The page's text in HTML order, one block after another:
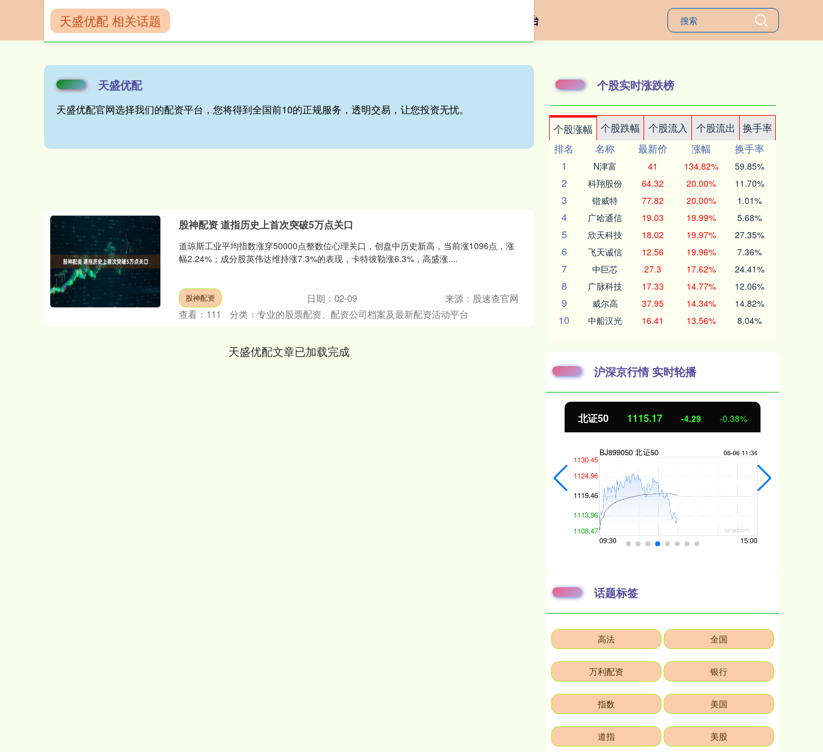
专业的股票配资、配资公司档案及最新配资活动平台
天盛优配
天盛优配官网选择我们的配资平台，您将得到全国前10的正规服务，透明交易，让您投资无忧。
天盛优配 相关话题
股神配资 道指历史上首次突破5万点关口
道琼斯工业平均指数涨穿50000点整数位心理关口，创盘中历史新高，当前涨1096点，涨
幅2.24%；成分股英伟达维持涨7.3%的表现，卡特彼勒涨6.3%，高盛涨....
股神配资 日期：02-09
来源：股速查官网
查看： 111 分类： 专业的股票配资、配资公司档案及最新配资活动平台
天盛优配文章已加载完成
个股实时涨跌榜
个股涨幅 个股跌幅 个股流入 个股流出
换手率
排名
名称 最新价 涨幅
换手率
1
N津富 41 134.82% 59.85%
2 科翔股份 64.32 20.00% 11.70%
3 锴威特 77.82 20.00% 1.01%
4 广哈通信 19.03 19.99% 5.68%
5 欣天科技 18.02 19.97% 27.35%
6 飞天诚信 12.56 19.96% 7.36%
7 中巨芯 27.3 17.62% 24.41%
8 广脉科技 17.33 14.77% 12.06%
9 威尔高 37.95 14.34% 14.82%
10 中船汉光 16.41 13.56% 8.04%
沪深京行情 实时轮播
北证50 1115.17 -4.29 -0.38%
话题标签
高法 全国
万利配资 银行
指数 美国
道指 美股